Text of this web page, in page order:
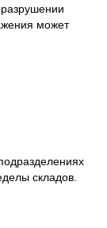
может
складов.